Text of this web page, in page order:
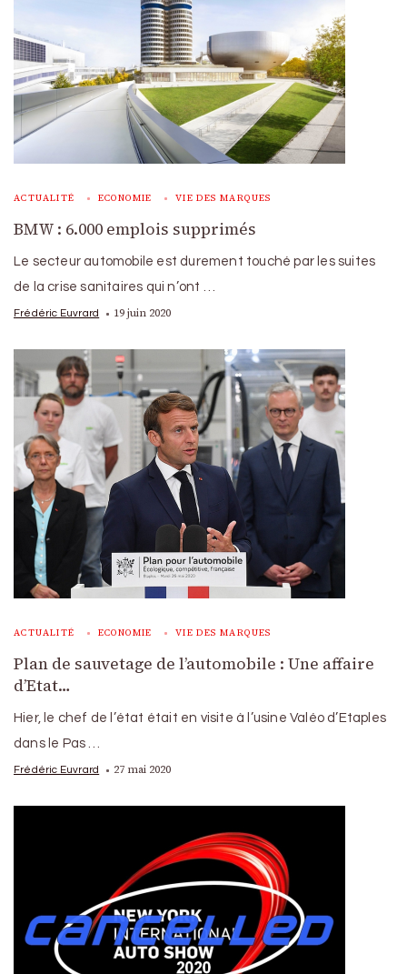
ACTUALITÉ ECONOMIE VIE DES MARQUES
BMW : 6.000 emplois supprimés
Le secteur automobile est durement touché par les suites
de la crise sanitaires qui n’ont …
Frédéric Euvrard 19 juin 2020
ACTUALITÉ ECONOMIE VIE DES MARQUES
Plan de sauvetage de l’automobile : Une affaire
d’Etat…
Hier, le chef de l’état était en visite à l’usine Valéo d’Etaples
dans le Pas …
Frédéric Euvrard 27 mai 2020